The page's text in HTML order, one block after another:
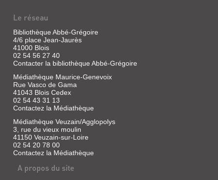
Le réseau
Bibliothèque Abbé-Grégoire
4/6 place Jean-Jaurès
41000 Blois
02 54 56 27 40
Contacter la bibliothèque Abbé-Grégoire
Médiathèque Maurice-Genevoix
Rue Vasco de Gama
41043 Blois Cedex
02 54 43 31 13
Contactez la Médiathèque
Médiathèque Veuzain/Agglopolys
3, rue du vieux moulin
41150 Veuzain-sur-Loire
02 54 20 78 00
Contactez la Médiathèque
A propos du site